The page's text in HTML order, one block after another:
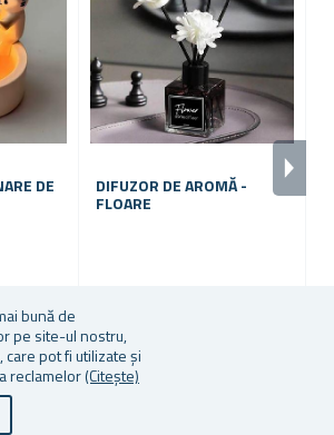
bună de
pe site-ul nostru,
pot fi utilizate și
reclamelor(Citește)
DE DIFUZOR DE AROMĂ -
FLOARE
17,81 lei